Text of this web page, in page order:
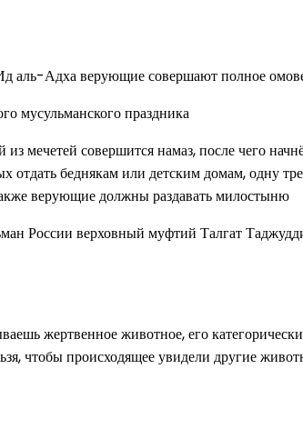
Адха верующие совершают полное
мечетей совершится намаз, после чего
беднякам или детским домам, одну
верующие должны раздавать милостыню
России верховный муфтий Талгат
жертвенное животное, его
чтобы происходящее увидели другие